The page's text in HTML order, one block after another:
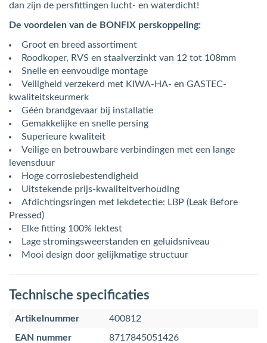
dan zijn de persfittingen lucht- en waterdicht!
De voordelen van de BONFIX perskoppeling:
Groot en breed assortiment
Roodkoper, RVS en staalverzinkt van 12 tot 108mm
Snelle en eenvoudige montage
Veiligheid verzekerd met KIWA-HA- en GASTEC-
kwaliteitskeurmerk
Géén brandgevaar bij installatie
Gemakkelijke en snelle persing
Superieure kwaliteit
Veilige en betrouwbare verbindingen met een lange
levensduur
Hoge corrosiebestendigheid
Uitstekende prijs-kwaliteitverhouding
Afdichtingsringen met lekdetectie: LBP (Leak Before
Pressed)
Elke fitting 100% lektest
Lage stromingsweerstanden en geluidsniveau
Mooi design door gelijkmatige structuur
Technische specificaties
Artikelnummer
400812
EAN nummer
8717845051426